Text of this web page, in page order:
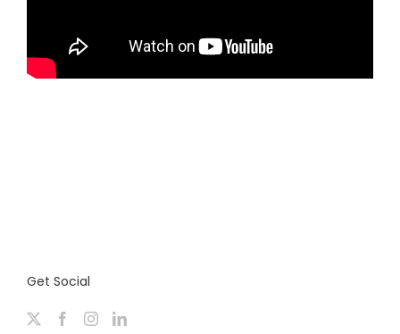
Get Social